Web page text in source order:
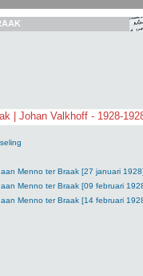
| Johan Valkhoff - 1928-
Menno ter Braak [27 januari
Menno ter Braak [09 februari
Menno ter Braak [14 februari